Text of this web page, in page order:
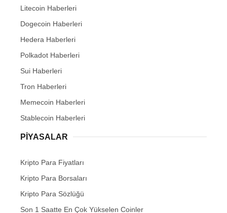
Litecoin Haberleri
Dogecoin Haberleri
Hedera Haberleri
Polkadot Haberleri
Sui Haberleri
Tron Haberleri
Memecoin Haberleri
Stablecoin Haberleri
PIYASALAR
Kripto Para Fiyatları
Kripto Para Borsaları
Kripto Para Sözlüğü
Son 1 Saatte En Çok Yükselen Coinler